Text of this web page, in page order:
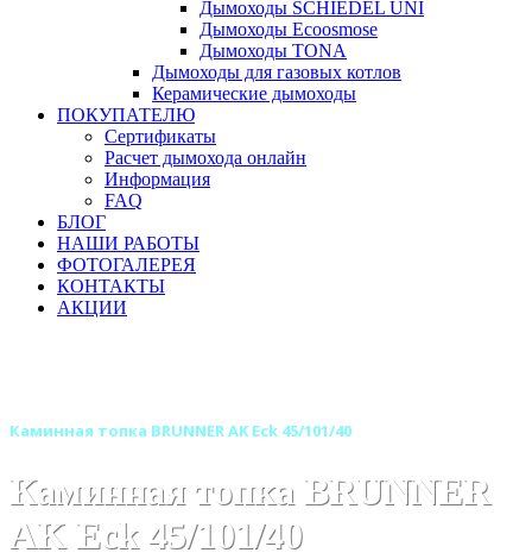
Дымоходы SCHIEDEL UNI
Дымоходы Ecoosmose
Дымоходы TONA
Дымоходы для газовых котлов
Керамические дымоходы
ПОКУПАТЕЛЮ
Сертификаты
Расчет дымохода онлайн
Информация
FAQ
БЛОГ
НАШИ РАБОТЫ
ФОТОГАЛЕРЕЯ
КОНТАКТЫ
АКЦИИ
Каминная топка BRUNNER AK Eck 45/101/40
Каминная топка BRUNNER
AK Eck 45/101/40